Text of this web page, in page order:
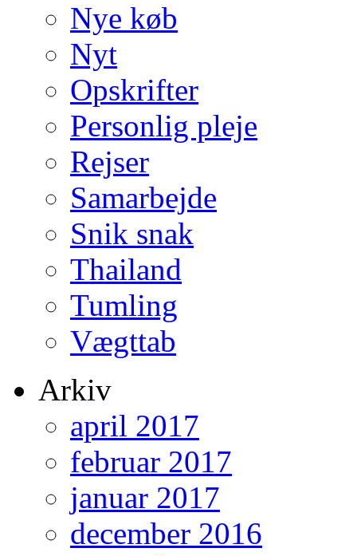
Nye køb
Nyt
Opskrifter
Personlig pleje
Rejser
Samarbejde
Snik snak
Thailand
Tumling
Vægttab
Arkiv
april 2017
februar 2017
januar 2017
december 2016